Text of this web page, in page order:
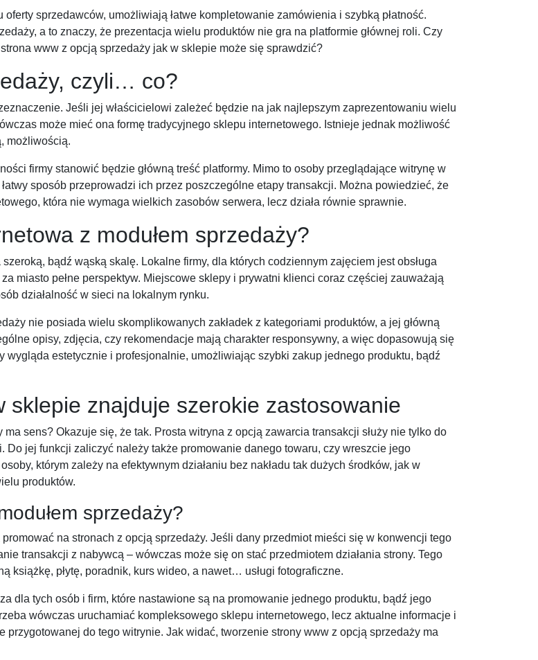
sprzedawców, umożliwiają łatwe kompletowanie zamówienia i szybką płatność.
a to znaczy, że prezentacja wielu produktów nie gra na platformie głównej roli. Czy
www z opcją sprzedaży jak w sklepie może się sprawdzić?
czyli… co?
Jeśli jej właścicielowi zależeć będzie na jak najlepszym zaprezentowaniu wielu
może mieć ona formę tradycyjnego sklepu internetowego. Istnieje jednak możliwość
możliwością.
firmy stanowić będzie główną treść platformy. Mimo to osoby przeglądające witrynę w
sposób przeprowadzi ich przez poszczególne etapy transakcji. Można powiedzieć, że
która nie wymaga wielkich zasobów serwera, lecz działa równie sprawnie.
z modułem sprzedaży?
bądź wąską skalę. Lokalne firmy, dla których codziennym zajęciem jest obsługa
miasto pełne perspektyw. Miejscowe sklepy i prywatni klienci coraz częściej zauważają
działalność w sieci na lokalnym rynku.
nie posiada wielu skomplikowanych zakładek z kategoriami produktów, a jej główną
opisy, zdjęcia, czy rekomendacje mają charakter responsywny, a więc dopasowują się
estetycznie i profesjonalnie, umożliwiając szybki zakup jednego produktu, bądź
znajduje szerokie zastosowanie
sens? Okazuje się, że tak. Prosta witryna z opcją zawarcia transakcji służy nie tylko do
Do jej funkcji zaliczyć należy także promowanie danego towaru, czy wreszcie jego
którym zależy na efektywnym działaniu bez nakładu tak dużych środków, jak w
produktów.
sprzedaży?
na stronach z opcją sprzedaży. Jeśli dany przedmiot mieści się w konwencji tego
transakcji z nabywcą – wówczas może się on stać przedmiotem działania strony. Tego
książkę, płytę, poradnik, kurs wideo, a nawet… usługi fotograficzne.
dla tych osób i firm, które nastawione są na promowanie jednego produktu, bądź jego
wówczas uruchamiać kompleksowego sklepu internetowego, lecz aktualne informacje i
do tego witrynie. Jak widać, tworzenie strony www z opcją sprzedaży ma